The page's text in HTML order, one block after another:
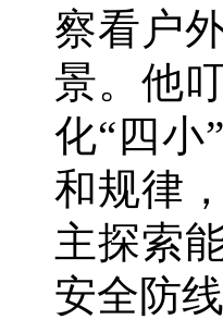
察看户
景。他
化“四小
和规律
主探索
安全防线